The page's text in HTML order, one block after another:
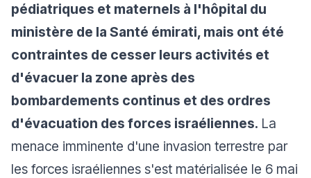
pédiatriques et maternels à l'hôpital du
ministère de la Santé émirati, mais ont été
contraintes de cesser leurs activités et
d'évacuer la zone après des
bombardements continus et des ordres
d'évacuation des forces israéliennes. La
menace imminente d'une invasion terrestre par
les forces israéliennes s'est matérialisée le 6 mai